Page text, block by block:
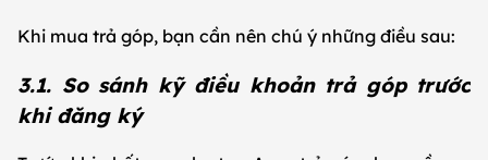
Khi mua trả góp, bạn cần nên chú ý những điều sau:
3.1. So sánh kỹ điều khoản trả góp trước
khi đăng ký